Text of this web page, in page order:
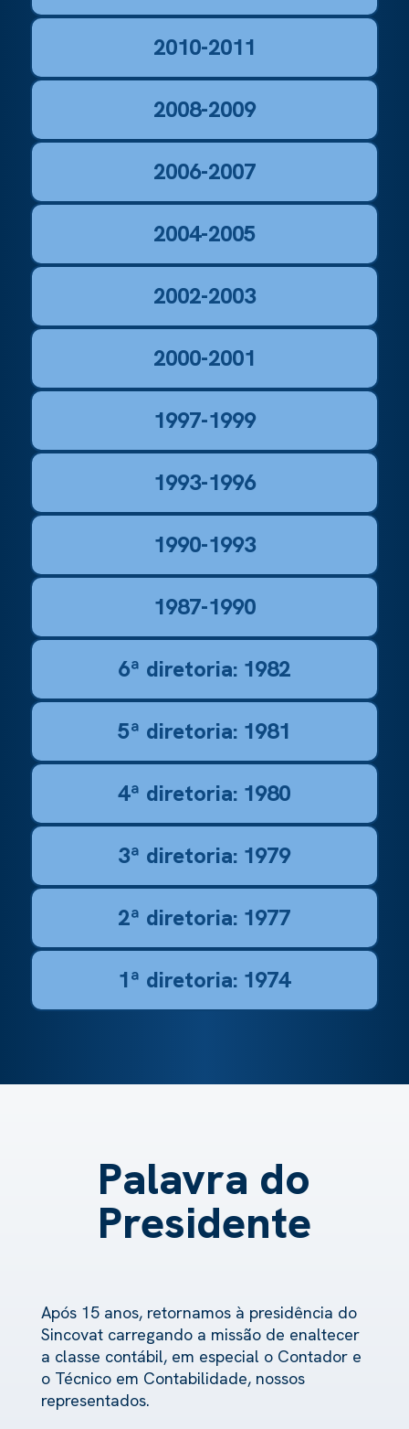
2010-2011
2008-2009
2006-2007
2004-2005
2002-2003
2000-2001
1997-1999
1993-1996
1990-1993
1987-1990
6ª diretoria: 1982
5ª diretoria: 1981
4ª diretoria: 1980
3ª diretoria: 1979
2ª diretoria: 1977
1ª diretoria: 1974
Palavra do
Presidente
Após 15 anos, retornamos à presidência do
Sincovat carregando a missão de enaltecer
a classe contábil, em especial o Contador e
o Técnico em Contabilidade, nossos
representados.